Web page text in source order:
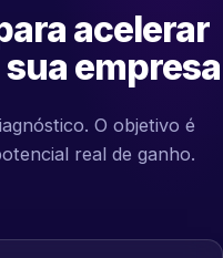
acelerar
empresa
O objetivo é
real de ganho.